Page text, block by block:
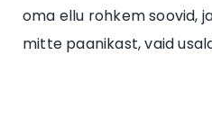
oma ellu rohkem soovid,
mitte paanikast, vaid